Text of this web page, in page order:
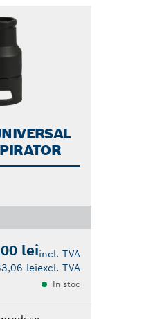
leiincl. TVA
leiexcl. TVA
În stoc